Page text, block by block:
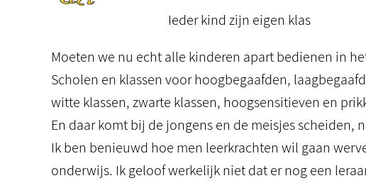
Ieder kind zijn eigen klas
Moeten we nu echt alle kinderen apart bedienen in
Scholen en klassen voor hoogbegaafden,
witte klassen, zwarte klassen, hoogsensitieven en
En daar komt bij de jongens en de meisjes scheiden,
Ik ben benieuwd hoe men leerkrachten wil gaan
onderwijs. Ik geloof werkelijk niet dat er nog een